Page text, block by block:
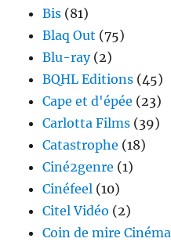
Bis (81)
Blaq Out (75)
Blu-ray(2)
BQHL Editions (45)
Cape et d'épée (23)
Carlotta Films (39)
Catastrophe (18)
Ciné2genre (1)
Cinéfeel (10)
Citel Vidéo (2)
Coin de mire Cinéma